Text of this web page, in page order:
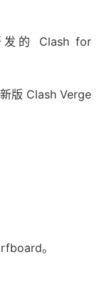
的 Clash for
版 Clash Verge
。